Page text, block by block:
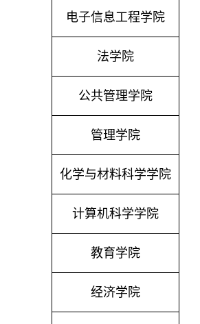
电子信息工程学院
法学院
公共管理学院
管理学院
化学与材料科学学院
计算机科学学院
教育学院
经济学院